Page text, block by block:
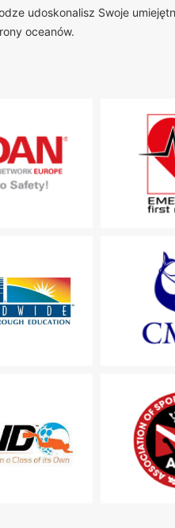
udoskonalisz Swoje
oceanów.